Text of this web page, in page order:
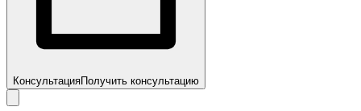
КонсультацияПолучить консультацию